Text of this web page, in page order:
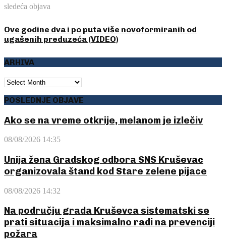
sledeća objava
Ove godine dva i po puta više novoformiranih od
ugašenih preduzeća (VIDEO)
ARHIVA
ARHIVA
POSLEDNJE OBJAVE
Ako se na vreme otkrije, melanom je izlečiv
08/08/2026 14:35
Unija žena Gradskog odbora SNS Kruševac
organizovala štand kod Stare zelene pijace
08/08/2026 14:32
Na području grada Kruševca sistematski se
prati situacija i maksimalno radi na prevenciji
požara